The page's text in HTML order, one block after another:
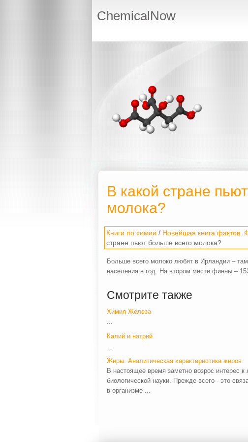
ChemicalNow
В какой стране
молока?
Книги по химии / Новейшая книга фактов.
стране пьют больше всего молока?
Больше всего молоко любят в Ирландии –
населения в год. На втором месте финны –
Смотрите также
Химия Железа
...
Калий и натрий
...
Жиры. Аналитическая характеристика жиров
В настоящее время заметно возрос интерес
биологической науки. Прежде всего - это
в организме ...